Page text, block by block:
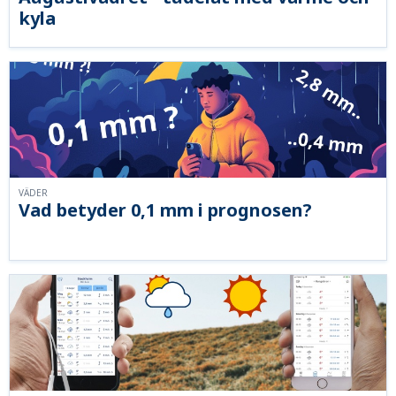
kyla
Vad betyder 0,1 mm i prognosen?
VÄDER